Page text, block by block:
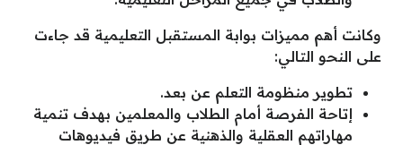
وكانت أهم مميزات بوابة المستقبل التعليمية قد جاءت
على النحو التالي:
تطوير منظومة التعلم عن بعد.
إتاحة الفرصة أمام الطلاب والمعلمين بهدف تنمية
مهاراتهم العقلية والذهنية عن طريق فيديوهات